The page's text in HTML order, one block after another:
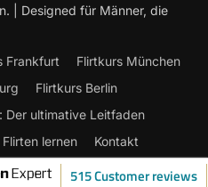
515 Customer reviews
| Designed für Männer, die
Frankfurt
Flirtkurs München
Flirtkurs Berlin
Der ultimative Leitfaden
Flirten lernen Kontakt